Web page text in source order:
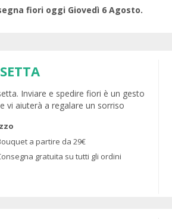
fiori oggi Giovedì 6 Agosto.
Inviare e spedire fiori è un gesto
vi aiuterà a regalare un sorriso
a partire da 29€
gratuita su tutti gli ordini